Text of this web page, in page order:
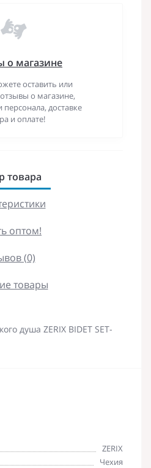
о магазине
оставить или
о магазине,
доставке
и оплате!
товара
оптом!
(0)
товары
душа ZERIX BIDET SET-
ZERIX
Чехия